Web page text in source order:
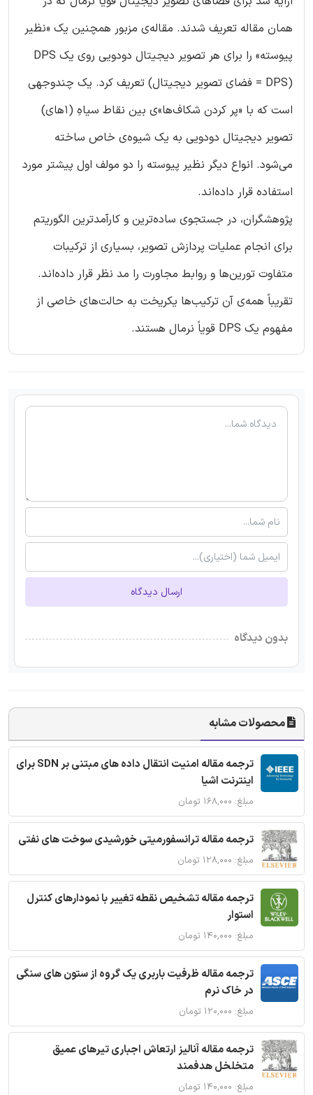
همان مقاله تعریف شدند. مقاله‌ی مزبور همچنین یک «نظیر
پیوسته» را برای هر تصویر دیجیتال دودویی روی یک DPS
(DPS = فضای تصویر دیجیتال) تعریف کرد. یک چندوجهی
است که با «پر کردن شکاف‌ها»ی بین نقاط سیاهِ (۱های)
تصویر دیجیتال دودویی به یک شیوه‌ی خاص ساخته
می‌شود. انواع دیگر نظیر پیوسته را دو مولف اول پیشتر مورد
استفاده قرار داده‌اند.
پژوهشگران، در جستجوی ساده‌ترین و کارآمدترین الگوریتم
برای انجام عملیات پردازش تصویر، بسیاری از ترکیبات
متفاوت تورین‌ها و روابط مجاورت را مد نظر قرار داده‌اند.
تقریباً همه‌ی آن ترکیب‌ها یکریخت به حالت‌های خاصی از
مفهوم یک DPS قویاً نرمال هستند.
ارسال دیدگاه
بدون دیدگاه
محصولات مشابه
ترجمه مقاله امنیت انتقال داده های مبتنی بر SDN برای
اینترنت اشیا
مبلغ: ۱۶۸,۰۰۰ تومان
ترجمه مقاله ترانسفورمیتی خورشیدی سوخت های نفتی
مبلغ: ۱۲۸,۰۰۰ تومان
ترجمه مقاله تشخیص نقطه تغییر با نمودارهای کنترل
استوار
مبلغ: ۱۴۰,۰۰۰ تومان
ترجمه مقاله ظرفیت باربری یک گروه از ستون های سنگی
در خاک نرم
مبلغ: ۱۲۰,۰۰۰ تومان
ترجمه مقاله آنالیز ارتعاش اجباری تیرهای عمیق
متخلخل هدفمند
مبلغ: ۱۴۰,۰۰۰ تومان